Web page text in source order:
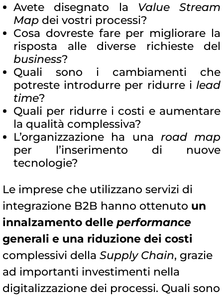
Avete disegnato la Value Stream
Map dei vostri processi?
Cosa dovreste fare per migliorare la
risposta alle diverse richieste del
business?
Quali sono i cambiamenti che
potreste introdurre per ridurre i lead
time?
Quali per ridurre i costi e aumentare
la qualità complessiva?
L’organizzazione ha una road map
per l’inserimento di nuove
tecnologie?
Le imprese che utilizzano servizi di
integrazione B2B hanno ottenuto un
innalzamento delle performance
generali e una riduzione dei costi
complessivi della Supply Chain, grazie
ad importanti investimenti nella
digitalizzazione dei processi. Quali sono